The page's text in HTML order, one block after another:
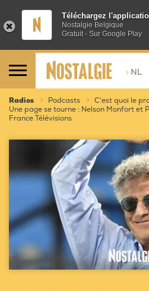
Téléchargez
Nostalgie Belgique
Gratuit - Sur Google Play
> NL
Radios Podcasts
C'est quoi le
Une page se tourne : Nelson Monfort et
France Télévisions